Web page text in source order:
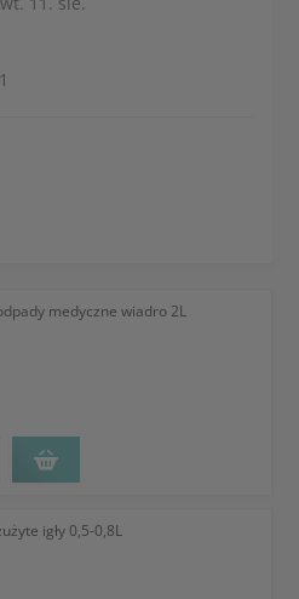
medyczne wiadro 2L
igły 0,5-0,8L